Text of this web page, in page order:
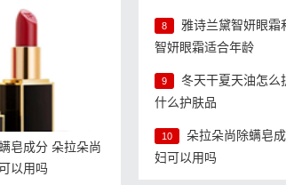
螨皂成分 朵拉
皂成分 朵拉朵尚
以用吗
8
雅诗兰黛智妍眼霜
智妍眼霜适合年龄
9
冬天干夏天油怎么
什么护肤品
10
朵拉朵尚除螨皂
妇可以用吗